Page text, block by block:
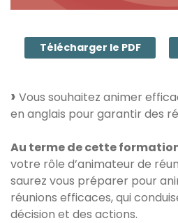
Télécharger le PDF
Vous souhaitez animer
en anglais pour garantir des
Au terme de cette
votre rôle d’animateur de
saurez vous préparer pour
réunions efficaces, qui
décision et des actions.